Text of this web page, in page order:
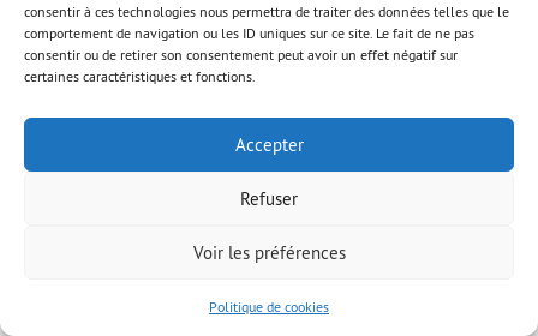
consentir à ces technologies nous permettra de traiter des données telles que le
comportement de navigation ou les ID uniques sur ce site. Le fait de ne pas
consentir ou de retirer son consentement peut avoir un effet négatif sur
certaines caractéristiques et fonctions.
Accepter
Refuser
Voir les préférences
Politique de cookies
Грийн Хорнит : фасади с аспект тухла
Ривър Експидишън : корпус на кораб с аспект
метал
Правна информация